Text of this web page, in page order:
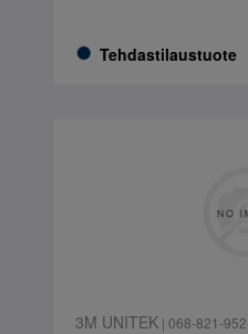
Tehdastilaustuote
3M UNITEK| 068-821-